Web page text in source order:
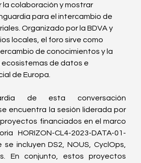
la colaboración y mostrar
para el intercambio de
Organizado por la BDVA y
locales, el foro sirve como
de conocimientos y la
ecosistemas de datos e
de Europa.
de esta conversación
encuentra la sesión liderada por
financiados en el marco
HORIZON-CL4-2023-DATA-01-
incluyen DS2, NOUS, CyclOps,
En conjunto, estos proyectos